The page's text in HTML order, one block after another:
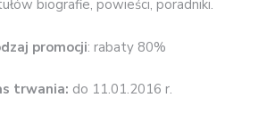
biografie, powieści, poradniki.
promocji: rabaty 80%
trwania: do 11.01.2016 r.